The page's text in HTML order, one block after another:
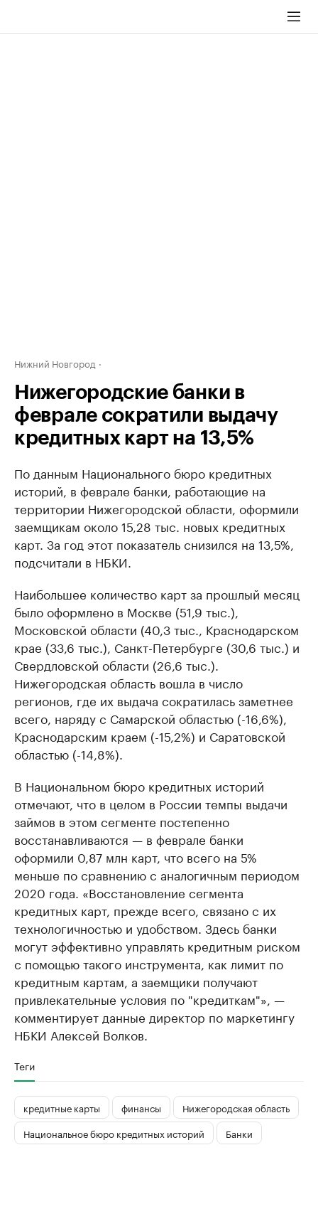
Нижний Новгород
Нижегородские банки в
феврале сократили выдачу
кредитных карт на 13,5%
По данным Национального бюро кредитных
историй, в феврале банки, работающие на
территории Нижегородской области, оформили
заемщикам около 15,28 тыс. новых кредитных
карт. За год этот показатель снизился на 13,5%,
подсчитали в НБКИ.
Наибольшее количество карт за прошлый месяц
было оформлено в Москве (51,9 тыс.),
Московской области (40,3 тыс., Краснодарском
крае (33,6 тыс.), Санкт-Петербурге (30,6 тыс.) и
Свердловской области (26,6 тыс.).
Нижегородская область вошла в число
регионов, где их выдача сократилась заметнее
всего, наряду с Самарской областью (-16,6%),
Краснодарским краем (-15,2%) и Саратовской
областью (-14,8%).
В Национальном бюро кредитных историй
отмечают, что в целом в России темпы выдачи
займов в этом сегменте постепенно
восстанавливаются — в феврале банки
оформили 0,87 млн карт, что всего на 5%
меньше по сравнению с аналогичным периодом
2020 года. «Восстановление сегмента
кредитных карт, прежде всего, связано с их
технологичностью и удобством. Здесь банки
могут эффективно управлять кредитным риском
с помощью такого инструмента, как лимит по
кредитным картам, а заемщики получают
привлекательные условия по "кредиткам"», —
комментирует данные директор по маркетингу
НБКИ Алексей Волков.
Теги
кредитные карты финансы
Нижегородская область
Национальное бюро кредитных историй
Банки